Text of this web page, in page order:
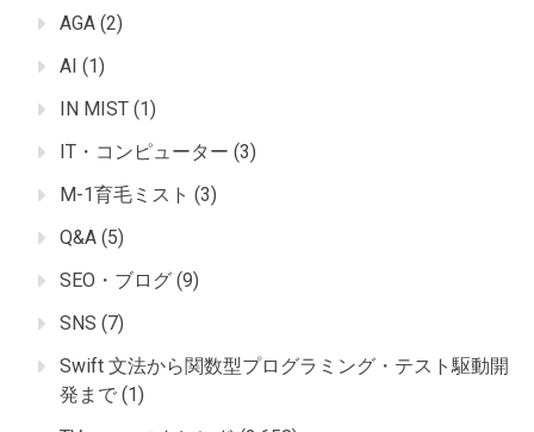
AGA (2)
AI (1)
IN MIST (1)
IT・コンピューター (3)
M-1育毛ミスト (3)
Q&A (5)
SEO・ブログ (9)
SNS (7)
Swift 文法から関数型プログラミング・テスト駆動開
発まで (1)